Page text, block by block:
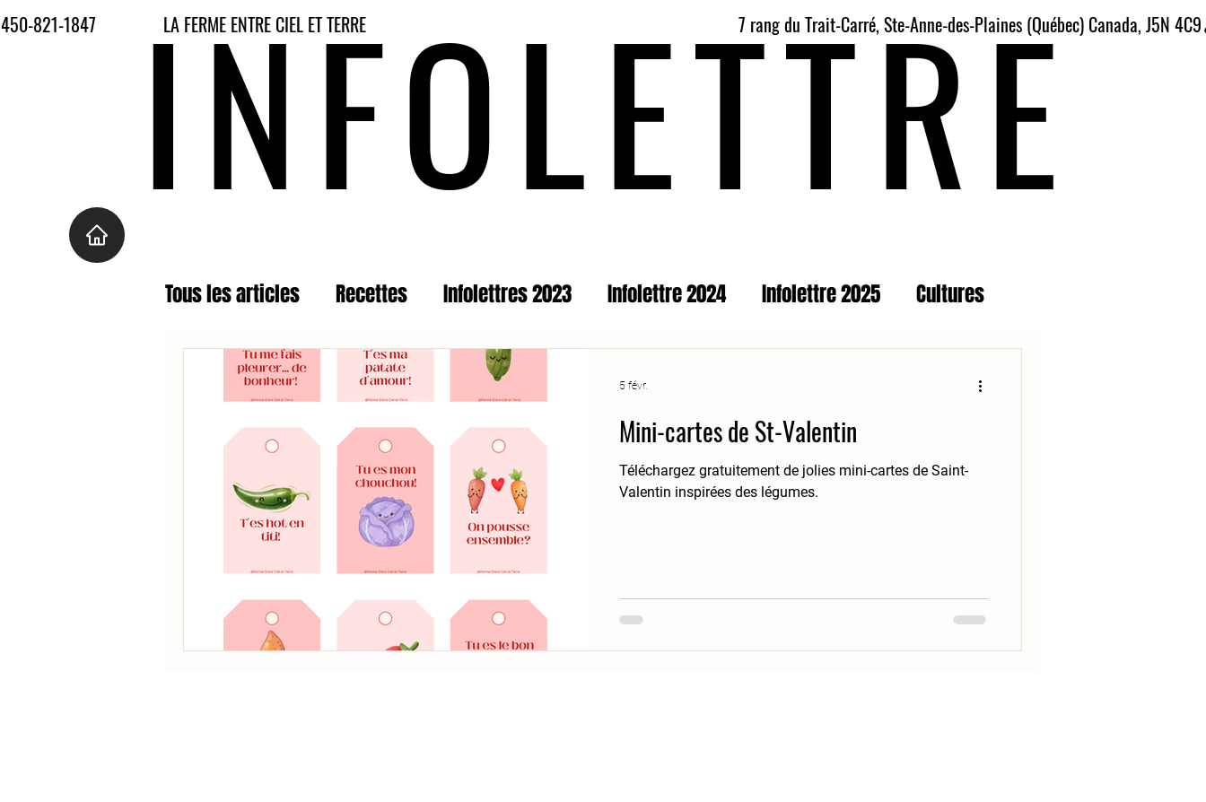
450-821-1847 LA FERME ENTRE CIEL ET TERRE 7 rang du Trait-Carré, Ste-Anne-des-Plaines (Québec) Canada, J5N 4C9
INFOLETTRE
Tous les articles Recettes Infolettres 2023 Infolettre 2024 Infolettre 2025 Cultures
Infolettre 2026
Mini-cartes de St-Valentin
Téléchargez gratuitement de jolies mini-cartes de Saint-
Valentin inspirées des légumes.
5 févr.